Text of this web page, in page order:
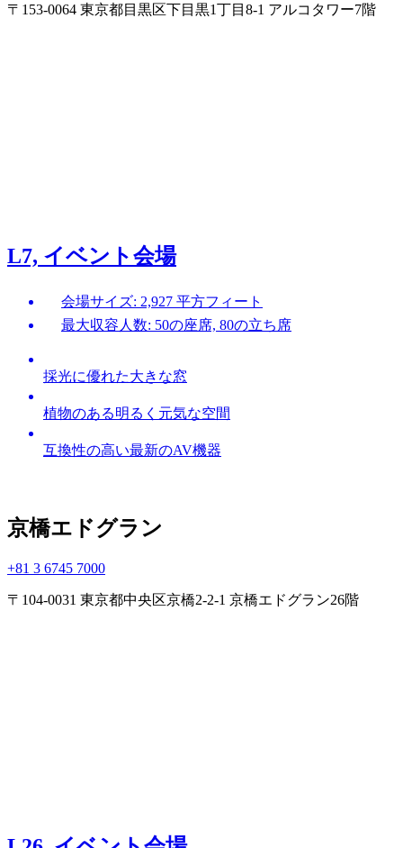
〒153-0064 東京都目黒区下目黒1丁目8-1 アルコタワー7階
L7, イベント会場
会場サイズ: 2,927 平方フィート
最大収容人数: 50の座席, 80の立ち席
採光に優れた大きな窓
植物のある明るく元気な空間
互換性の高い最新のAV機器
京橋エドグラン
+81 3 6745 7000
〒104-0031 東京都中央区京橋2-2-1 京橋エドグラン26階